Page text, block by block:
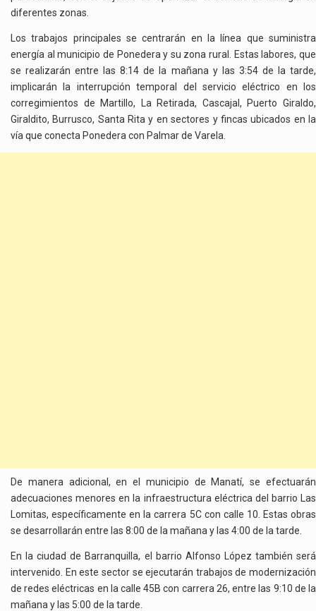
diferentes zonas.
Los trabajos principales se centrarán en la línea que suministra
energía al municipio de Ponedera y su zona rural. Estas labores, que
se realizarán entre las 8:14 de la mañana y las 3:54 de la tarde,
implicarán la interrupción temporal del servicio eléctrico en los
corregimientos de Martillo, La Retirada, Cascajal, Puerto Giraldo,
Giraldito, Burrusco, Santa Rita y en sectores y fincas ubicados en la
vía que conecta Ponedera con Palmar de Varela.
De manera adicional, en el municipio de Manatí, se efectuarán
adecuaciones menores en la infraestructura eléctrica del barrio Las
Lomitas, específicamente en la carrera 5C con calle 10. Estas obras
se desarrollarán entre las 8:00 de la mañana y las 4:00 de la tarde.
En la ciudad de Barranquilla, el barrio Alfonso López también será
intervenido. En este sector se ejecutarán trabajos de modernización
de redes eléctricas en la calle 45B con carrera 26, entre las 9:10 de la
mañana y las 5:00 de la tarde.